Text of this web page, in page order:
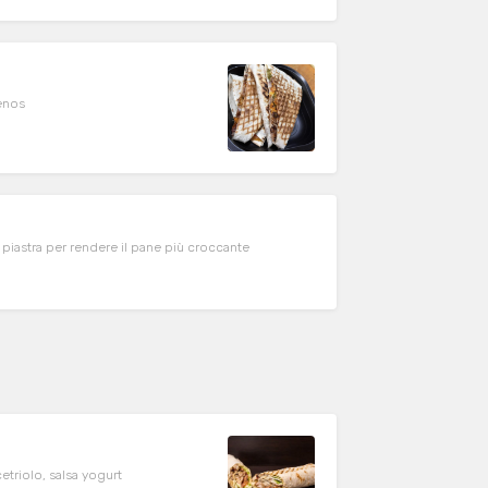
per rendere il pane più croccante
salsa yogurt